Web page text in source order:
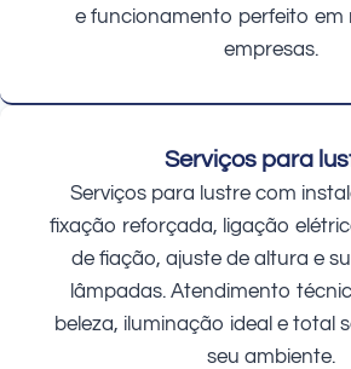
e funcionamento perfeito em
empresas.
Serviços para
Serviços para lustre com
fixação reforçada, ligação
de fiação, ajuste de altura e
lâmpadas. Atendimento
beleza, iluminação ideal e total
seu ambiente.